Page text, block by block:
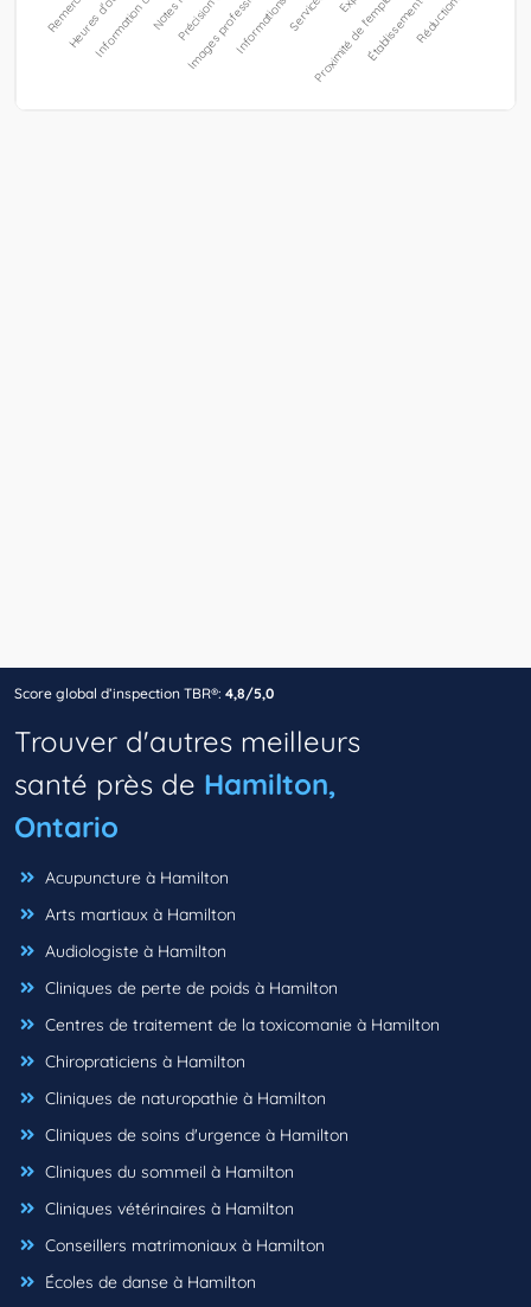
Score global d’inspection TBR®: 4,8/5,0
Trouver d'autres meilleurs
santé près de Hamilton,
Ontario
Acupuncture à Hamilton
Arts martiaux à Hamilton
Audiologiste à Hamilton
Cliniques de perte de poids à Hamilton
Centres de traitement de la toxicomanie à Hamilton
Chiropraticiens à Hamilton
Cliniques de naturopathie à Hamilton
Cliniques de soins d'urgence à Hamilton
Cliniques du sommeil à Hamilton
Cliniques vétérinaires à Hamilton
Conseillers matrimoniaux à Hamilton
Écoles de danse à Hamilton